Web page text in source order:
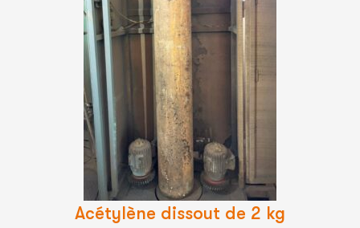
Lire
La
Suite
Acétylène dissout de 2 kg